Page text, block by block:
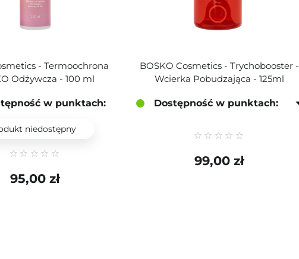
- Termoochrona
Odżywcza - 100 ml
w punktach:
niedostępny
95,00 zł
BOSKO Cosmetics - Trychobooster -
Wcierka Pobudzająca - 125ml
Dostępność w punktach:
99,00 zł